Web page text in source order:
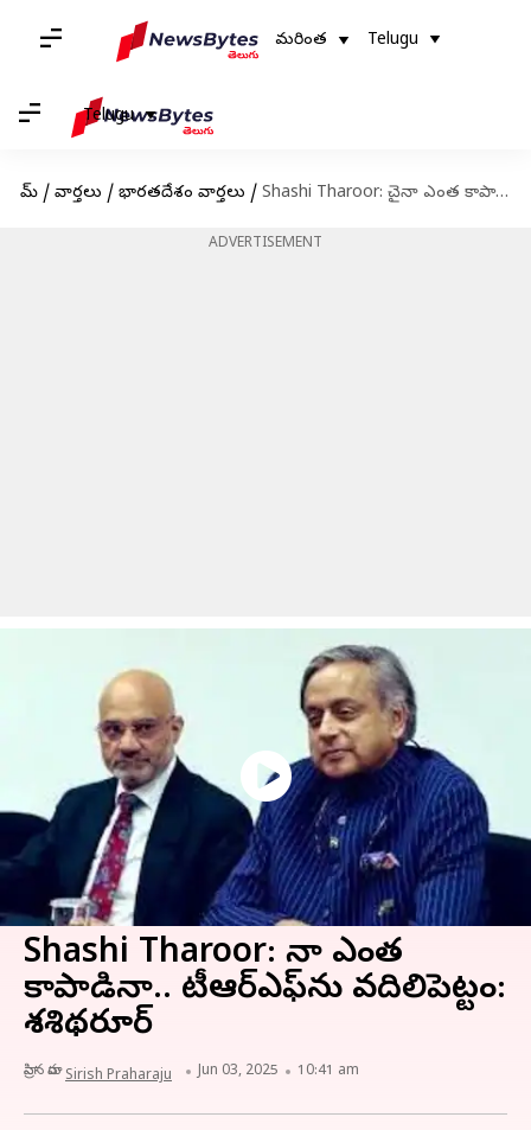
మరింత Telugu
Telugu
హోమ్ / వార్తలు / భారతదేశం వార్తలు / Shashi Tharoor: చైనా ఎంత కాపాడినా.. టీఆర్‌ఎఫ్‌ను వదిలిపెట్టం: శశిథరూర్‌
ADVERTISEMENT
Shashi Tharoor: చైనా ఎంత
కాపాడినా.. టీఆర్‌ఎఫ్‌ను వదిలిపెట్టం:
శశిథరూర్‌
వ్రాసిన వారు Sirish Praharaju Jun 03, 2025 10:41 am